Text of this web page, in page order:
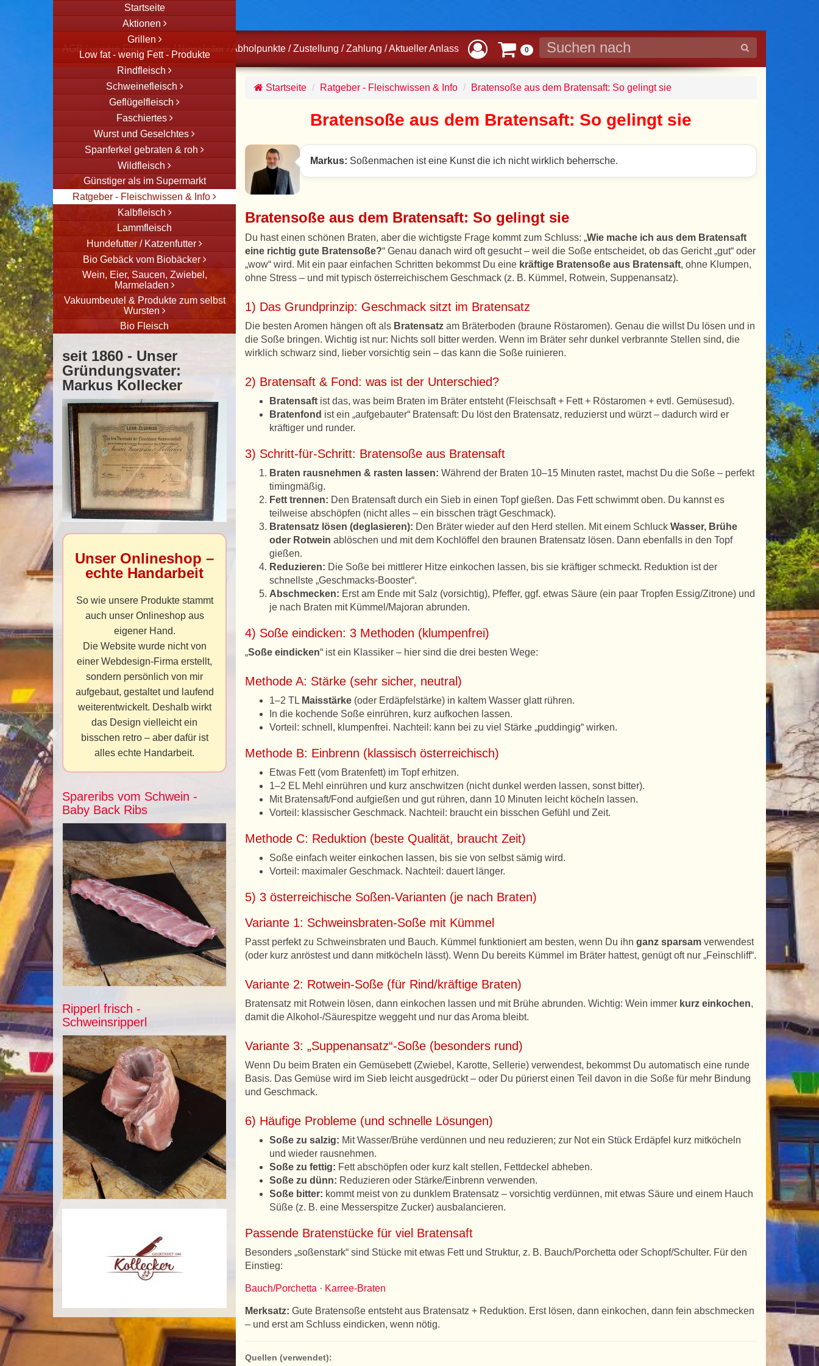
AGB / unsere Fleischerei / Newsletter /Abholpunkte / Zustellung / Zahlung /Aktueller Anlass 0
Startseite
Aktionen
Grillen
Low fat - wenig Fett - Produkte
Rindfleisch
Schweinefleisch
Geflügelfleisch
Faschiertes
Wurst und Geselchtes
Spanferkel gebraten & roh
Wildfleisch
Günstiger als im Supermarkt
Ratgeber - Fleischwissen & Info
Kalbfleisch
Lammfleisch
Hundefutter / Katzenfutter
Bio Gebäck vom Biobäcker
Wein, Eier, Saucen, Zwiebel,
Marmeladen
Vakuumbeutel & Produkte zum selbst
Wursten
Bio Fleisch
seit 1860 - Unser
Gründungsvater:
Markus Kollecker
Unser Onlineshop –
echte Handarbeit
So wie unsere Produkte stammt
auch unser Onlineshop aus
eigener Hand.
Die Website wurde nicht von
einer Webdesign-Firma erstellt,
sondern persönlich von mir
aufgebaut, gestaltet und laufend
weiterentwickelt. Deshalb wirkt
das Design vielleicht ein
bisschen retro – aber dafür ist
alles echte Handarbeit.
Spareribs vom Schwein -
Baby Back Ribs
Ripperl frisch -
Schweinsripperl
Startseite Ratgeber - Fleischwissen & Info Bratensoße aus dem Bratensaft: So gelingt sie
Bratensoße aus dem Bratensaft: So gelingt sie
Markus: Soßenmachen ist eine Kunst die ich nicht wirklich beherrsche.
Bratensoße aus dem Bratensaft: So gelingt sie
Du hast einen schönen Braten, aber die wichtigste Frage kommt zum Schluss: „Wie mache ich aus dem Bratensaft
eine richtig gute Bratensoße?“ Genau danach wird oft gesucht – weil die Soße entscheidet, ob das Gericht „gut“ oder
„wow“ wird. Mit ein paar einfachen Schritten bekommst Du eine kräftige Bratensoße aus Bratensaft, ohne Klumpen,
ohne Stress – und mit typisch österreichischem Geschmack (z. B. Kümmel, Rotwein, Suppenansatz).
1) Das Grundprinzip: Geschmack sitzt im Bratensatz
Die besten Aromen hängen oft als Bratensatz am Bräterboden (braune Röstaromen). Genau die willst Du lösen und in
die Soße bringen. Wichtig ist nur: Nichts soll bitter werden. Wenn im Bräter sehr dunkel verbrannte Stellen sind, die
wirklich schwarz sind, lieber vorsichtig sein – das kann die Soße ruinieren.
2) Bratensaft & Fond: was ist der Unterschied?
Bratensaft ist das, was beim Braten im Bräter entsteht (Fleischsaft + Fett + Röstaromen + evtl. Gemüsesud).
Bratenfond ist ein „aufgebauter“ Bratensaft: Du löst den Bratensatz, reduzierst und würzt – dadurch wird er
kräftiger und runder.
3) Schritt-für-Schritt: Bratensoße aus Bratensaft
Braten rausnehmen & rasten lassen: Während der Braten 10–15 Minuten rastet, machst Du die Soße – perfekt
timingmäßig.
Fett trennen: Den Bratensaft durch ein Sieb in einen Topf gießen. Das Fett schwimmt oben. Du kannst es
teilweise abschöpfen (nicht alles – ein bisschen trägt Geschmack).
Bratensatz lösen (deglasieren): Den Bräter wieder auf den Herd stellen. Mit einem Schluck Wasser, Brühe
oder Rotwein ablöschen und mit dem Kochlöffel den braunen Bratensatz lösen. Dann ebenfalls in den Topf
gießen.
Reduzieren: Die Soße bei mittlerer Hitze einkochen lassen, bis sie kräftiger schmeckt. Reduktion ist der
schnellste „Geschmacks-Booster“.
Abschmecken: Erst am Ende mit Salz (vorsichtig), Pfeffer, ggf. etwas Säure (ein paar Tropfen Essig/Zitrone) und
je nach Braten mit Kümmel/Majoran abrunden.
4) Soße eindicken: 3 Methoden (klumpenfrei)
„Soße eindicken“ ist ein Klassiker – hier sind die drei besten Wege:
Methode A: Stärke (sehr sicher, neutral)
1–2 TL Maisstärke (oder Erdäpfelstärke) in kaltem Wasser glatt rühren.
In die kochende Soße einrühren, kurz aufkochen lassen.
Vorteil: schnell, klumpenfrei. Nachteil: kann bei zu viel Stärke „puddingig“ wirken.
Methode B: Einbrenn (klassisch österreichisch)
Etwas Fett (vom Bratenfett) im Topf erhitzen.
1–2 EL Mehl einrühren und kurz anschwitzen (nicht dunkel werden lassen, sonst bitter).
Mit Bratensaft/Fond aufgießen und gut rühren, dann 10 Minuten leicht köcheln lassen.
Vorteil: klassischer Geschmack. Nachteil: braucht ein bisschen Gefühl und Zeit.
Methode C: Reduktion (beste Qualität, braucht Zeit)
Soße einfach weiter einkochen lassen, bis sie von selbst sämig wird.
Vorteil: maximaler Geschmack. Nachteil: dauert länger.
5) 3 österreichische Soßen-Varianten (je nach Braten)
Variante 1: Schweinsbraten-Soße mit Kümmel
Passt perfekt zu Schweinsbraten und Bauch. Kümmel funktioniert am besten, wenn Du ihn ganz sparsam verwendest
(oder kurz anröstest und dann mitköcheln lässt). Wenn Du bereits Kümmel im Bräter hattest, genügt oft nur „Feinschliff“.
Variante 2: Rotwein-Soße (für Rind/kräftige Braten)
Bratensatz mit Rotwein lösen, dann einkochen lassen und mit Brühe abrunden. Wichtig: Wein immer kurz einkochen,
damit die Alkohol-/Säurespitze weggeht und nur das Aroma bleibt.
Variante 3: „Suppenansatz“-Soße (besonders rund)
Wenn Du beim Braten ein Gemüsebett (Zwiebel, Karotte, Sellerie) verwendest, bekommst Du automatisch eine runde
Basis. Das Gemüse wird im Sieb leicht ausgedrückt – oder Du pürierst einen Teil davon in die Soße für mehr Bindung
und Geschmack.
6) Häufige Probleme (und schnelle Lösungen)
Soße zu salzig: Mit Wasser/Brühe verdünnen und neu reduzieren; zur Not ein Stück Erdäpfel kurz mitköcheln
und wieder rausnehmen.
Soße zu fettig: Fett abschöpfen oder kurz kalt stellen, Fettdeckel abheben.
Soße zu dünn: Reduzieren oder Stärke/Einbrenn verwenden.
Soße bitter: kommt meist von zu dunklem Bratensatz – vorsichtig verdünnen, mit etwas Säure und einem Hauch
Süße (z. B. eine Messerspitze Zucker) ausbalancieren.
Passende Bratenstücke für viel Bratensaft
Besonders „soßenstark“ sind Stücke mit etwas Fett und Struktur, z. B. Bauch/Porchetta oder Schopf/Schulter. Für den
Einstieg:
Bauch/Porchetta · Karree-Braten
Merksatz: Gute Bratensoße entsteht aus Bratensatz + Reduktion. Erst lösen, dann einkochen, dann fein abschmecken
– und erst am Schluss eindicken, wenn nötig.
Quellen (verwendet):